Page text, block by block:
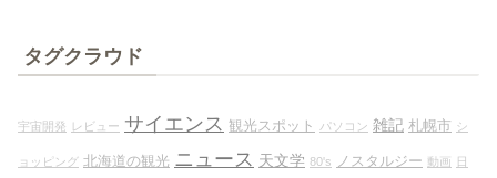
タグクラウド
宇宙開発 レビュー サイエンス 観光スポット パソコン 雑記 札幌市 シ
ョッピング 北海道の観光 ニュース 天文学 80's ノスタルジー 動画 日